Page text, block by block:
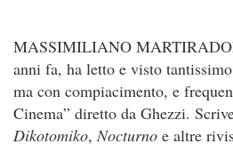
MASSIMILIANO
anni fa, ha letto e visto
ma con compiacimento, e
Cinema” diretto da Ghezzi.
Dikotomiko,Nocturno e altre